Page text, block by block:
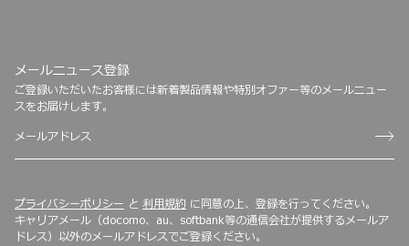
メールニュース登録
ご登録いただいたお客様には新着製品情報や特別オファー等のメールニュー
スをお届けします。
プライバシーポリシー と 利用規約 に同意の上、登録を行ってください。
キャリアメール（docomo、au、softbank等の通信会社が提供するメールア
ドレス）以外のメールアドレスでご登録ください。